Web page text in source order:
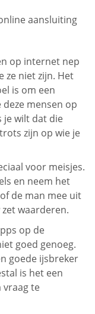
aansluiting
op internet nep
ze niet zijn. Het
is om een
mensen op
je wilt dat die
zijn op wie je
voor meisjes.
en neem het
de man mee uit
waarderen.
op de
goed genoeg.
goede ijsbreker
is het een
vraag te